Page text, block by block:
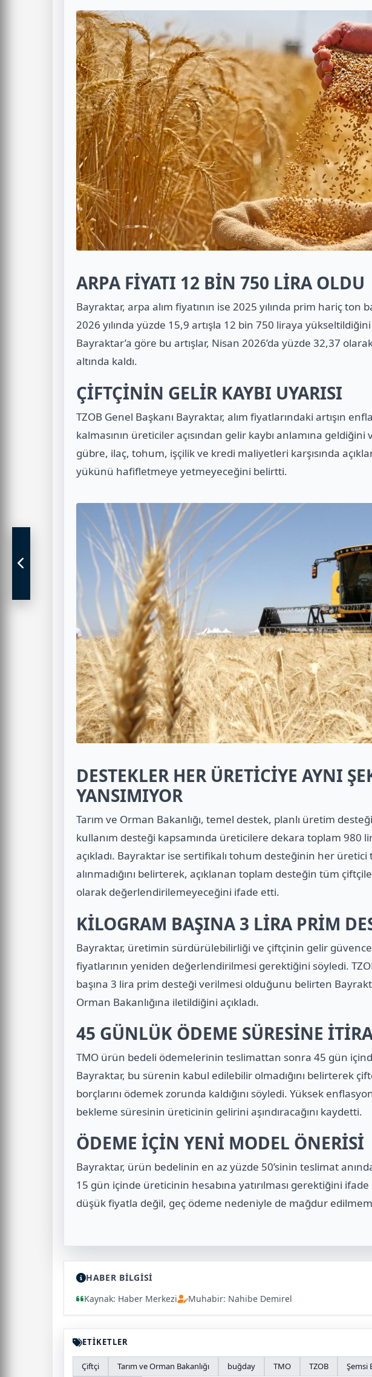
ARPA FİYATI 12 BİN 750 LİRA OLDU
Bayraktar, arpa alım fiyatının ise 2025 yılında prim hariç ton
2026 yılında yüzde 15,9 artışla 12 bin 750 liraya
Bayraktar’a göre bu artışlar, Nisan 2026’da yüzde 32,37
altında kaldı.
ÇİFTÇİNİN GELİR KAYBI UYARISI
TZOB Genel Başkanı Bayraktar, alım fiyatlarındaki artışın
kalmasının üreticiler açısından gelir kaybı anlamına
gübre, ilaç, tohum, işçilik ve kredi maliyetleri karşısında
yükünü hafifletmeye yetmeyeceğini belirtti.
DESTEKLER HER ÜRETİCİYE AYNI
YANSIMIYOR
Tarım ve Orman Bakanlığı, temel destek, planlı üretim
kullanım desteği kapsamında üreticilere dekara toplam 980
açıkladı. Bayraktar ise sertifikalı tohum desteğinin her üretici
alınmadığını belirterek, açıklanan toplam desteğin tüm
olarak değerlendirilemeyeceğini ifade etti.
KİLOGRAM BAŞINA 3 LİRA PRİM
Bayraktar, üretimin sürdürülebilirliği ve çiftçinin gelir
fiyatlarının yeniden değerlendirilmesi gerektiğini söyledi.
başına 3 lira prim desteği verilmesi olduğunu belirten
Orman Bakanlığına iletildiğini açıkladı.
45 GÜNLÜK ÖDEME SÜRESİNE
TMO ürün bedeli ödemelerinin teslimattan sonra 45 gün
Bayraktar, bu sürenin kabul edilebilir olmadığını belirterek
borçlarını ödemek zorunda kaldığını söyledi. Yüksek
bekleme süresinin üreticinin gelirini aşındıracağını kaydetti.
ÖDEME İÇİN YENİ MODEL ÖNERİSİ
Bayraktar, ürün bedelinin en az yüzde 50’sinin teslimat
15 gün içinde üreticinin hesabına yatırılması gerektiğini
düşük fiyatla değil, geç ödeme nedeniyle de mağdur
HABER BİLGİSİ
Kaynak: Haber Merkezi
Muhabir: Nahibe Demirel
ETİKETLER
Çiftçi Tarım ve Orman Bakanlığı buğday TMO TZOB Şemsi